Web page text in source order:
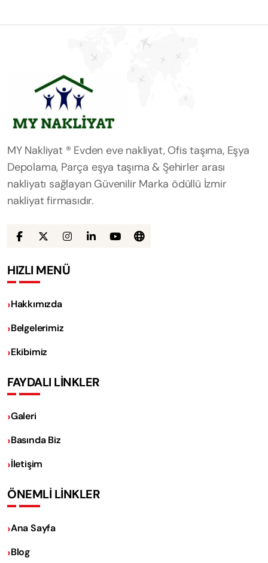
MY Nakliyat ® Evden eve nakliyat, Ofis taşıma, Eşya
Depolama, Parça eşya taşıma & Şehirler arası
nakliyatı sağlayan Güvenilir Marka ödüllü İzmir
nakliyat firmasıdır.
HIZLI MENÜ
Hakkımızda
Belgelerimiz
Ekibimiz
FAYDALI LİNKLER
Galeri
Basında Biz
İletişim
ÖNEMLİ LİNKLER
Ana Sayfa
Blog